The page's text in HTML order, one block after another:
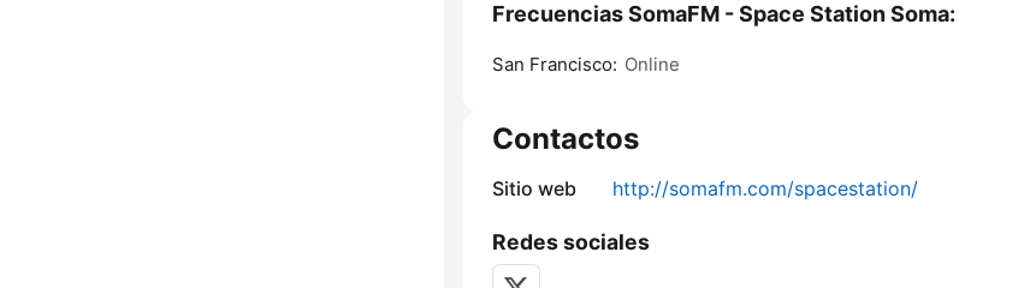
Frecuencias SomaFM - Space Station Soma:
San Francisco: Online
Contactos
Sitio web http://somafm.com/spacestation/
Redes sociales